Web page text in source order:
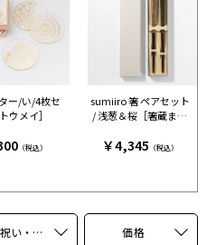
ー/い/4枚セ
ウメイ］
（税込）
sumiiro 箸 ペアセット
/ 浅葱＆桜［箸蔵まつ
￥4,345 （税込）
新築祝い・引っ越し祝い 価格